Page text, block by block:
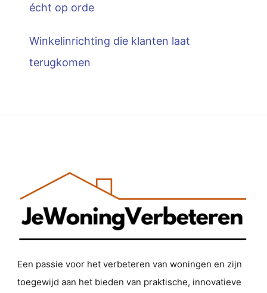
écht op orde
Winkelinrichting die klanten laat
terugkomen
Een passie voor het verbeteren van woningen en zijn
toegewijd aan het bieden van praktische, innovatieve